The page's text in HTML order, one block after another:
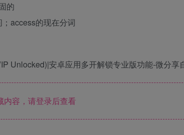
的
access的现在分词
内容，请登录后查看